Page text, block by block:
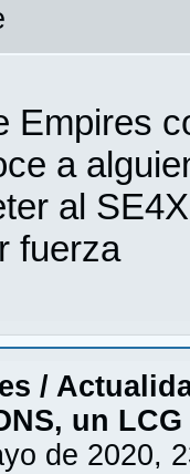
Empires
a
al
fuerza
/
un
de 2020,